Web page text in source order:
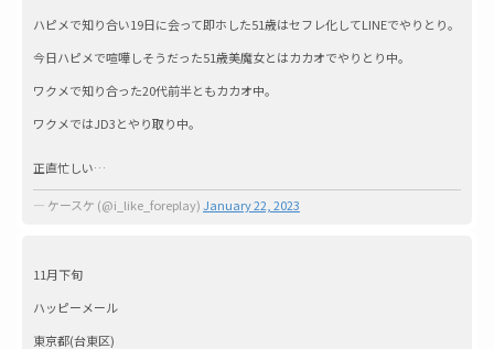
ハピメで知り合い19日に会って即ホした51歳はセフレ化してLINEでやりとり。
今日ハピメで喧嘩しそうだった51歳美魔女とはカカオでやりとり中。
ワクメで知り合った20代前半ともカカオ中。
ワクメではJD3とやり取り中。
正直忙しい…
— ケースケ (@i_like_foreplay)January 22, 2023
11月下旬
ハッピーメール
東京都(台東区)